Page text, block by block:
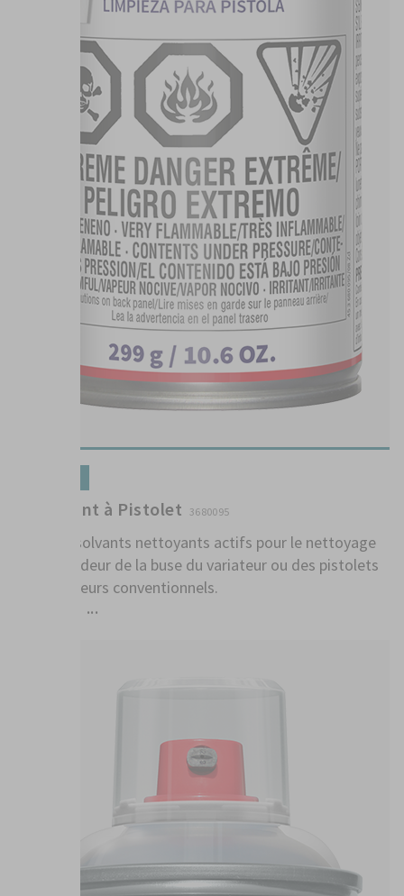
Nettoyant à Pistolet 3680095
Riche en solvants nettoyants actifs pour le nettoyage
en profondeur de la buse du variateur ou des pistolets
pulvérisateurs conventionnels.
Remarqu ...